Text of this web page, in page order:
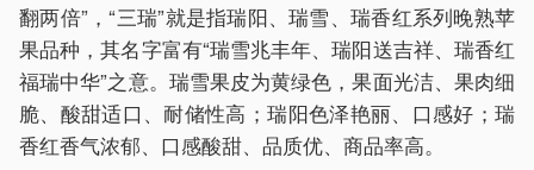
翻两倍”，“三瑞”就是指瑞阳、瑞雪、瑞香红系列晚熟苹
果品种，其名字富有“瑞雪兆丰年、瑞阳送吉祥、瑞香红
福瑞中华”之意。瑞雪果皮为黄绿色，果面光洁、果肉细
脆、酸甜适口、耐储性高；瑞阳色泽艳丽、口感好；瑞
香红香气浓郁、口感酸甜、品质优、商品率高。